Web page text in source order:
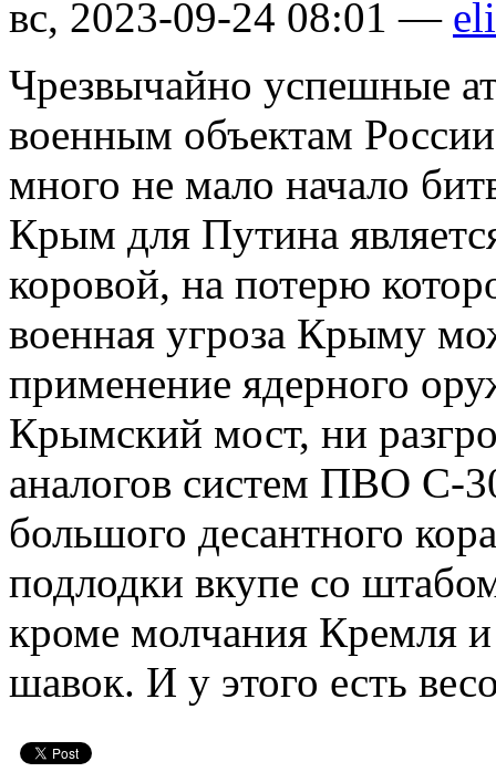
вс, 2023-09-24 08:01 —
Чрезвычайно успешные
военным объектам
много не мало начало
Крым для Путина
коровой, на потерю
военная угроза Крыму
применение ядерного
Крымский мост, ни
аналогов систем ПВО С-
большого десантного
подлодки вкупе со
кроме молчания Кремля
шавок. И у этого есть